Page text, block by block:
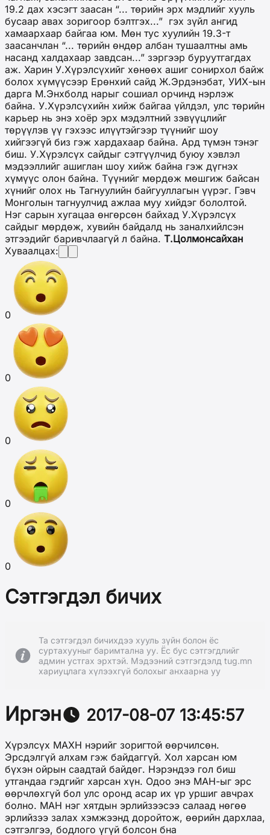
19.2 дах хэсэгт заасан “... төрийн эрх мэдлийг хууль
бусаар авах зоригоор бэлтгэх...” гэх зүйл ангид
хамаархаар байгаа юм. Мөн тус хуулийн 19.3-т
заасанчлан “... төрийн өндөр албан тушаалтны амь
насанд халдахаар завдсан...” зэргээр буруутгагдах
аж. Харин У.Хүрэлсүхийг хөнөөх ашиг сонирхол байж
болох хүмүүсээр Ерөнхий сайд Ж.Эрдэнэбат, УИХ-ын
дарга М.Энхболд нарыг сошиал орчинд нэрлэж
байна. У.Хүрэлсүхийн хийж байгаа үйлдэл, улс төрийн
карьер нь энэ хоёр эрх мэдэлтний зэвүүцлийг
төрүүлэв үү гэхээс илүүтэйгээр түүнийг шоу
хийгээгүй биз гэж хардахаар байна. Ард түмэн тэнэг
биш. У.Хүрэлсүх сайдыг сэтгүүлчид буюу хэвлэл
мэдээллийг ашиглан шоу хийж байна гэж дүгнэх
хүмүүс олон байна. Түүнийг мөрдөж мөшгиж байсан
хүнийг олох нь Тагнуулийн байгууллагын үүрэг. Гэвч
Монголын тагнуулчид ажлаа муу хийдэг бололтой.
Нэг сарын хугацаа өнгөрсөн байхад У.Хүрэлсүх
сайдыг мөрдөж, хувийн байдалд нь заналхийлсэн
этгээдийг баривчлаагүй л байна. Т.Цолмонсайхан
Хуваалцах:
0
0
0
0
0
Сэтгэгдэл бичих
Та сэтгэгдэл бичихдээ хууль зүйн болон ёс
суртахууныг баримтална уу. Ёс бус сэтгэгдлийг
админ устгах эрхтэй. Мэдээний сэтгэгдэлд tug.mn
хариуцлага хүлээхгүй болохыг анхаарна уу
Иргэн 2017-08-07 13:45:57
Хүрэлсүх МАХН нэрийг зоригтой өөрчилсөн.
Эрсдэлгүй алхам гэж байдаггүй. Хол харсан юм
бүхэн ойрын саадтай байдөг. Нэрэндээ гол биш
утгандаа гэдгийг харсан хүн. Одоо энэ МАН-ыг эрс
өөрчлөхгүй бол улс оронд асар их үр уршиг авчрах
болно. МАН нэг хятдын эрлийзээсээ салаад нөгөө
эрлийзээ залах хэмжээнд доройтож, өөрийн дархлаа,
сэтгэлгээ, бодлого үгүй болсон бна